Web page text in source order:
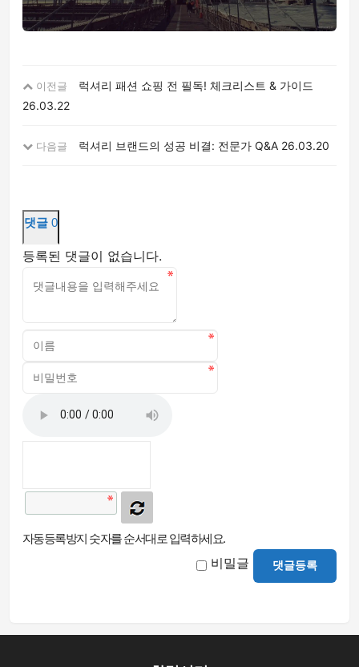
이전글
럭셔리 패션 쇼핑 전 필독! 체크리스트 & 가이드
26.03.22
다음글 럭셔리 브랜드의 성공 비결: 전문가 Q&A 26.03.20
댓글 0
등록된 댓글이 없습니다.
자동등록방지 숫자를 순서대로 입력하세요.
비밀글 댓글등록